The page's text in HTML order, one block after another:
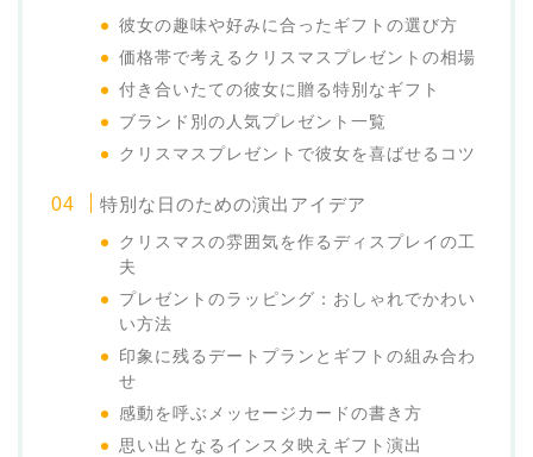
彼女の趣味や好みに合ったギフトの選び方
価格帯で考えるクリスマスプレゼントの相場
付き合いたての彼女に贈る特別なギフト
ブランド別の人気プレゼント一覧
クリスマスプレゼントで彼女を喜ばせるコツ
特別な日のための演出アイデア
クリスマスの雰囲気を作るディスプレイの工
夫
プレゼントのラッピング：おしゃれでかわい
い方法
印象に残るデートプランとギフトの組み合わ
せ
感動を呼ぶメッセージカードの書き方
思い出となるインスタ映えギフト演出